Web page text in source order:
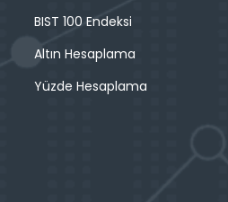
BIST 100 Endeksi
Altın Hesaplama
Yüzde Hesaplama